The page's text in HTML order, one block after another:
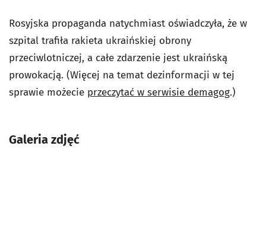
Rosyjska propaganda natychmiast oświadczyła, że w
szpital trafiła rakieta ukraińskiej obrony
przeciwlotniczej, a całe zdarzenie jest ukraińską
prowokacją. (Więcej na temat dezinformacji w tej
sprawie możecie przeczytać w serwisie demagog.)
Galeria zdjęć